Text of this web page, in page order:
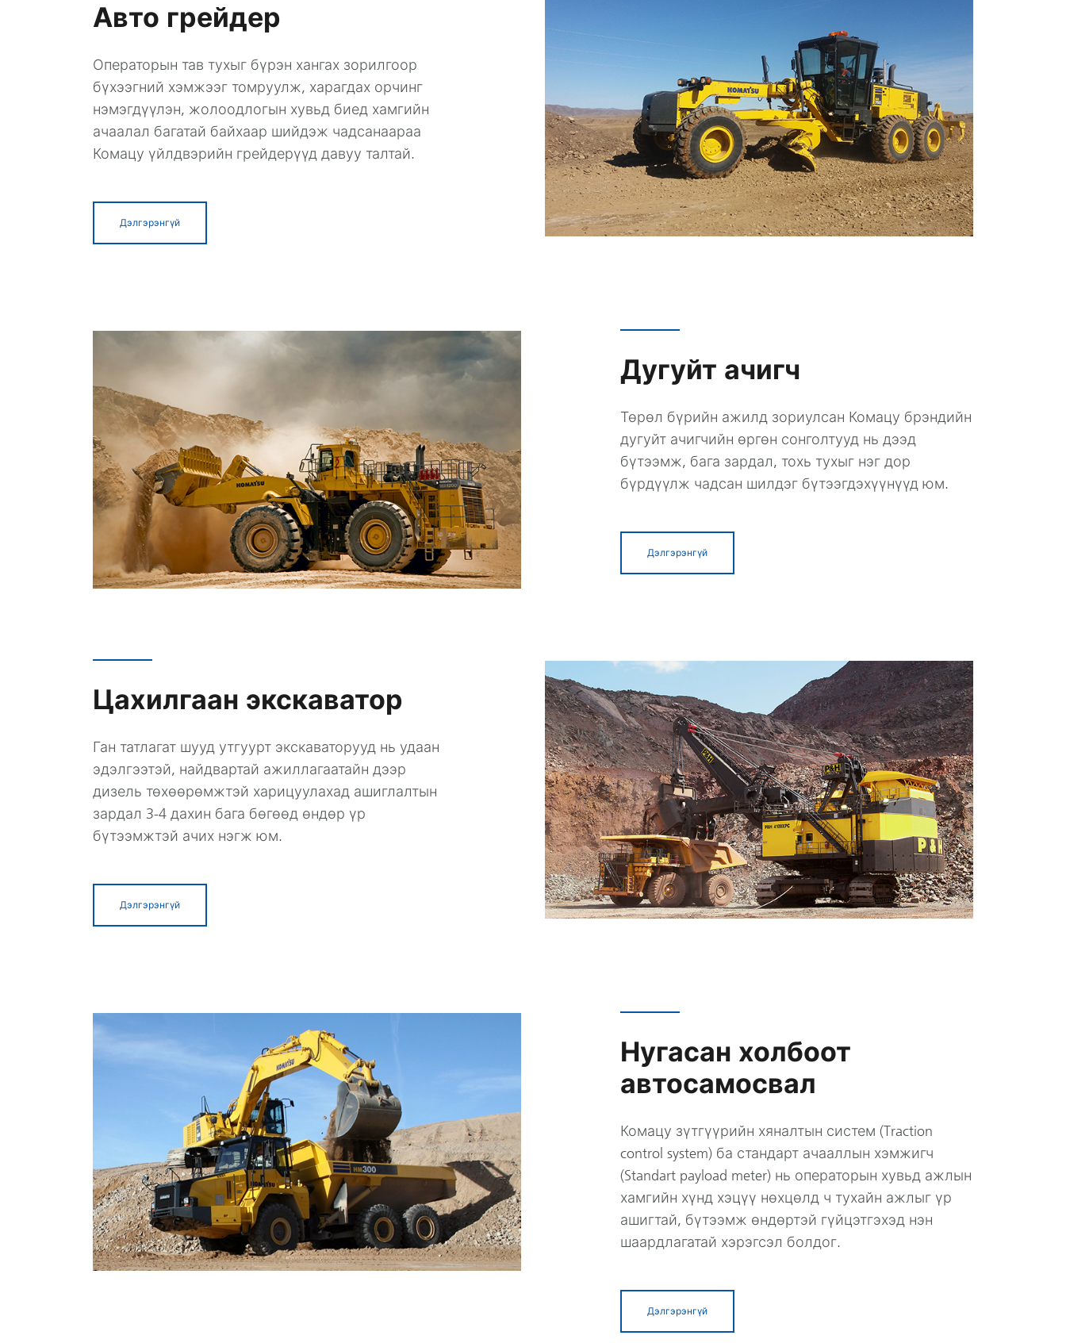
Авто грейдер
Операторын тав тухыг бүрэн хангах зорилгоор
бүхээгний хэмжээг томруулж, харагдах орчинг
нэмэгдүүлэн, жолоодлогын хувьд биед хамгийн
ачаалал багатай байхаар шийдэж чадсанаараа
Комацу үйлдвэрийн грейдерүүд давуу талтай.
Дэлгэрэнгүй
Дугуйт ачигч
Төрөл бүрийн ажилд зориулсан Комацу брэндийн
дугуйт ачигчийн өргөн сонголтууд нь дээд
бүтээмж, бага зардал, тохь тухыг нэг дор
бүрдүүлж чадсан шилдэг бүтээгдэхүүнүүд юм.
Дэлгэрэнгүй
Цахилгаан экскаватор
Ган татлагат шууд утгуурт экскаваторууд нь удаан
эдэлгээтэй, найдвартай ажиллагаатайн дээр
дизель төхөөрөмжтэй харицуулахад ашиглалтын
зардал 3-4 дахин бага бөгөөд өндөр үр
бүтээмжтэй ачих нэгж юм.
Дэлгэрэнгүй
Нугасан холбоот
автосамосвал
Комацу зүтгүүрийн хяналтын систем (Traction
control system) ба стандарт ачааллын хэмжигч
(Standart payload meter) нь операторын хувьд ажлын
хамгийн хүнд хэцүү нөхцөлд ч тухайн ажлыг үр
ашигтай, бүтээмж өндөртэй гүйцэтгэхэд нэн
шаардлагатай хэрэгсэл болдог.
Дэлгэрэнгүй